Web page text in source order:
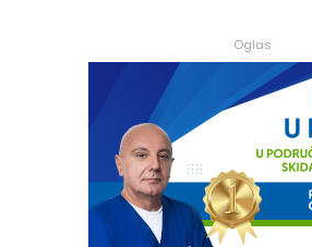
Oglas